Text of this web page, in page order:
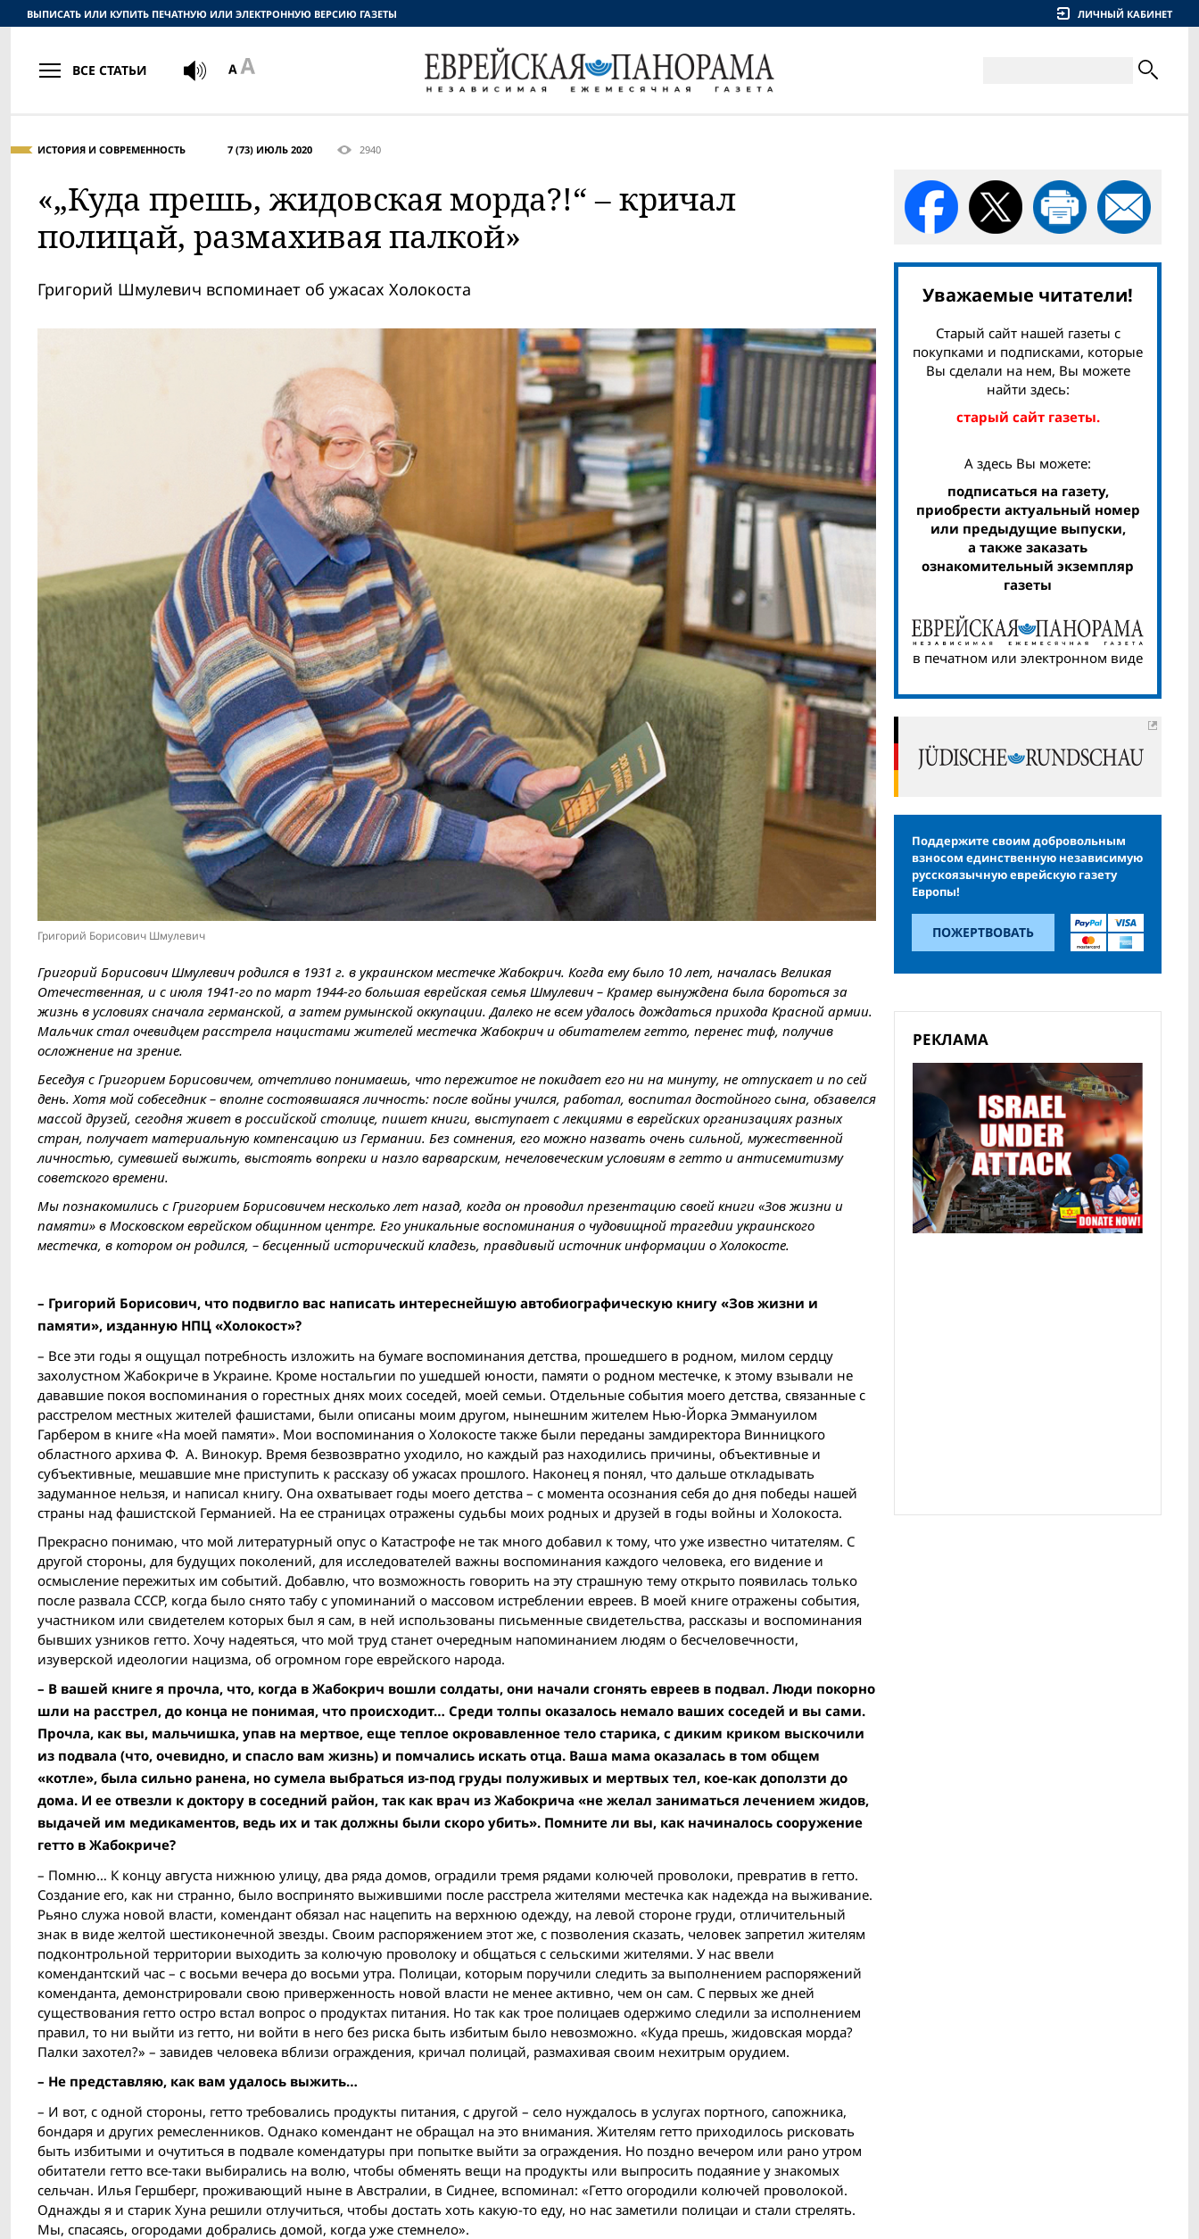
ИСТОРИЯ И СОВРЕМЕННОСТЬ 7 (73) ИЮЛЬ 2020 2940
«„Куда прешь, жидовская морда?!“ – кричал
полицай, размахивая палкой»
Григорий Шмулевич вспоминает об ужасах Холокоста
Григорий Борисович Шмулевич
Григорий Борисович Шмулевич родился в 1931 г. в украинском местечке Жабокрич. Когда ему было 10 лет, началась Великая
Отечественная, и с июля 1941-го по март 1944-го большая еврейская семья Шмулевич – Крамер вынуждена была бороться за
жизнь в условиях сначала германской, а затем румынской оккупации. Далеко не всем удалось дождаться прихода Красной армии.
Мальчик стал очевидцем расстрела нацистами жителей местечка Жабокрич и обитателем гетто, перенес тиф, получив
осложнение на зрение.
Беседуя с Григорием Борисовичем, отчетливо понимаешь, что пережитое не покидает его ни на минуту, не отпускает и по сей
день. Хотя мой собеседник – вполне состоявшаяся личность: после вой­ны учился, работал, воспитал достойного сына, обзавелся
массой друзей, сегодня живет в российской столице, пишет книги, выступает с лекциями в еврейских организациях разных
стран, получает материальную компенсацию из Германии. Без сомнения, его можно назвать очень сильной, мужественной
личностью, сумевшей выжить, выстоять вопреки и назло варварским, нечеловеческим условиям в гетто и антисемитизму
советского времени.
Мы познакомились с Григорием Борисовичем несколько лет назад, когда он проводил презентацию своей книги «Зов жизни и
памяти» в Московском еврейском общинном центре. Его уникальные воспоминания о чудовищной трагедии украинского
местечка, в котором он родился, – бесценный исторический кладезь, правдивый источник информации о Холокосте.
– Григорий Борисович, что подвигло вас написать интереснейшую автобиографическую книгу «Зов жизни и
памяти», изданную НПЦ «Холокост»?
– Все эти годы я ощущал потребность изложить на бумаге воспоминания детства, прошедшего в родном, милом сердцу
захолустном Жабокриче в Украине. Кроме ностальгии по ушедшей юности, памяти о родном местечке, к этому взывали не
дававшие покоя воспоминания о горестных днях моих соседей, моей семьи. Отдельные события моего детства, связанные с
расстрелом местных жителей фашистами, были описаны моим другом, нынешним жителем Нью-Йорка Эммануилом
Гарбером в книге «На моей памяти». Мои воспоминания о Холокосте также были переданы замдиректора Винницкого
областного архива Ф. А. Винокур. Время безвозвратно уходило, но каждый раз находились причины, объективные и
субъективные, мешавшие мне приступить к рассказу об ужасах прошлого. Наконец я понял, что дальше откладывать
задуманное нельзя, и написал книгу. Она охватывает годы моего детства – с момента осознания себя до дня победы нашей
страны над фашистской Германией. На ее страницах отражены судьбы моих родных и друзей в годы вой­ны и Холокоста.
Прекрасно понимаю, что мой литературный опус о Катастрофе не так много добавил к тому, что уже известно читателям. С
другой стороны, для будущих поколений, для исследователей важны воспоминания каждого человека, его видение и
осмысление пережитых им событий. Добавлю, что возможность говорить на эту страшную тему открыто появилась только
после развала СССР, когда было снято табу с упоминаний о массовом истреблении евреев. В моей книге отражены события,
участником или свидетелем которых был я сам, в ней использованы письменные свидетельства, рассказы и воспоминания
бывших узников гетто. Хочу надеяться, что мой труд станет очередным напоминанием людям о бесчеловечности,
изуверской идеологии нацизма, об огромном горе еврейского народа.
– В вашей книге я прочла, что, когда в Жабокрич вошли солдаты, они начали сгонять евреев в подвал. Люди покорно
шли на расстрел, до конца не понимая, что происходит… Среди толпы оказалось немало ваших соседей и вы сами.
Прочла, как вы, мальчишка, упав на мертвое, еще теплое окровавленное тело старика, с диким криком выскочили
из подвала (что, очевидно, и спасло вам жизнь) и помчались искать отца. Ваша мама оказалась в том общем
«котле», была сильно ранена, но сумела выбраться из-под груды полуживых и мертвых тел, кое-как доползти до
дома. И ее отвезли к доктору в соседний район, так как врач из Жабокрича «не желал заниматься лечением жидов,
выдачей им медикаментов, ведь их и так должны были скоро убить». Помните ли вы, как начиналось сооружение
гетто в Жабокриче?
– Помню… К концу августа нижнюю улицу, два ряда домов, оградили тремя рядами колючей проволоки, превратив в гетто.
Создание его, как ни странно, было воспринято выжившими после расстрела жителями местечка как надежда на выживание.
Рьяно служа новой власти, комендант обязал нас нацепить на верхнюю одежду, на левой стороне груди, отличительный
знак в виде желтой шестиконечной звезды. Своим распоряжением этот же, с позволения сказать, человек запретил жителям
подконтрольной территории выходить за колючую проволоку и общаться с сельскими жителями. У нас ввели
комендантский час – с восьми вечера до восьми утра. Полицаи, которым поручили следить за выполнением распоряжений
коменданта, демонстрировали свою приверженность новой власти не менее активно, чем он сам. С первых же дней
существования гетто остро встал вопрос о продуктах питания. Но так как трое полицаев одержимо следили за исполнением
правил, то ни выйти из гетто, ни войти в него без риска быть избитым было невозможно. «Куда прешь, жидовская морда?
Палки захотел?» – завидев человека вблизи ограждения, кричал полицай, размахивая своим нехитрым орудием.
– Не представляю, как вам удалось выжить…
– И вот, с одной стороны, гетто требовались продукты питания, с другой – село нуждалось в услугах портного, сапожника,
бондаря и других ремесленников. Однако комендант не обращал на это внимания. Жителям гетто приходилось рисковать
быть избитыми и очутиться в подвале комендатуры при попытке выйти за ограждения. Но поздно вечером или рано утром
обитатели гетто все-таки выбирались на волю, чтобы обменять вещи на продукты или выпросить подаяние у знакомых
сельчан. Илья Гершберг, проживающий ныне в Австралии, в Сиднее, вспоминал: «Гетто огородили колючей проволокой.
Однажды я и старик Хуна решили отлучиться, чтобы достать хоть какую-то еду, но нас заметили полицаи и стали стрелять.
Мы, спасаясь, огородами добрались домой, когда уже стемнело».
Уважаемые читатели!
Старый сайт нашей газеты с
покупками и подписками, которые
Вы сделали на нем, Вы можете
найти здесь:
старый сайт газеты.
А здесь Вы можете:
подписаться на газету,
приобрести актуальный номер
или предыдущие выпуски,
а также заказать
ознакомительный экземпляр
газеты
в печатном или электронном виде
Поддержите своим добровольным
взносом единственную независимую
русскоязычную еврейскую газету
Европы!
ПОЖЕРТВОВАТЬ
РЕКЛАМА
ВЫПИСАТЬ ИЛИ КУПИТЬ ПЕЧАТНУЮ ИЛИ ЭЛЕКТРОННУЮ ВЕРСИЮ ГАЗЕТЫ ЛИЧНЫЙ КАБИНЕТ
ВСЕ СТАТЬИ